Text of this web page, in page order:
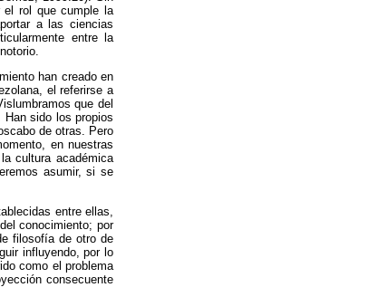
el rol que cumple la
a las ciencias
entre la
han creado en
el referirse a
que del
sido los propios
de otras. Pero
en nuestras
cultura académica
asumir, si se
entre ellas,
conocimiento; por
filosofía de otro de
influyendo, por lo
como el problema
consecuente